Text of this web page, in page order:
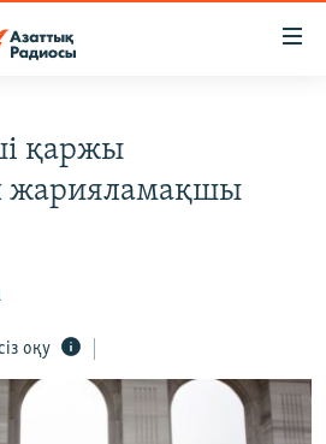
қаржы
жарияламақшы
оқу